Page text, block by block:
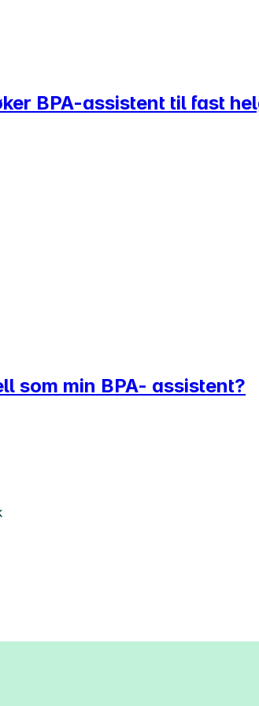
BPA-assistent til fast
som min BPA- assistent?